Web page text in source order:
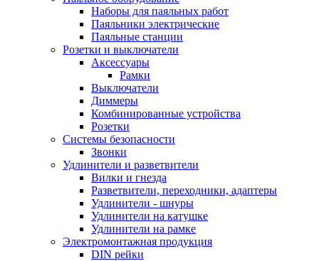
Наборы для паяльных работ
Паяльники электрические
Паяльные станции
Розетки и выключатели
Аксессуары
Рамки
Выключатели
Диммеры
Комбинированные устройства
Розетки
Системы безопасности
Звонки
Удлинители и разветвители
Вилки и гнезда
Разветвители, переходники, адаптеры
Удлинители - шнуры
Удлинители на катушке
Удлинители на рамке
Электромонтажная продукция
DIN рейки